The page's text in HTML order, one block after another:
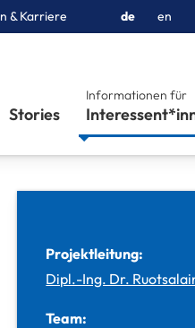
& Karriere de en
Stories
Informationen für
Projektleitung:
Dipl.-Ing. Dr.
Team: